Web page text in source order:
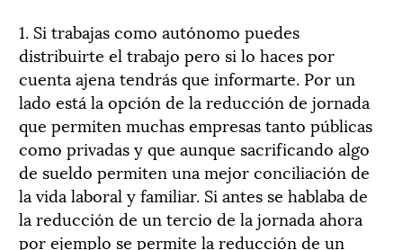
1. Si trabajas como autónomo puedes
distribuirte el trabajo pero si lo haces por
cuenta ajena tendrás que informarte. Por un
lado está la opción de la reducción de jornada
que permiten muchas empresas tanto públicas
como privadas y que aunque sacrificando algo
de sueldo permiten una mejor conciliación de
la vida laboral y familiar. Si antes se hablaba de
la reducción de un tercio de la jornada ahora
por ejemplo se permite la reducción de un